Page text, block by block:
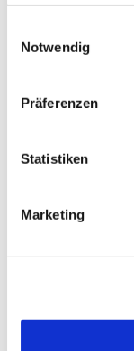
Notwendig
Präferenzen
Statistiken
Marketing